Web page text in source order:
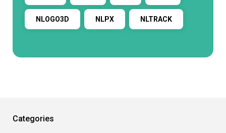
NLOGO3D NLPX NLTRACK
Categories